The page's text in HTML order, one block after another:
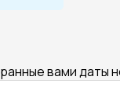
вами даты